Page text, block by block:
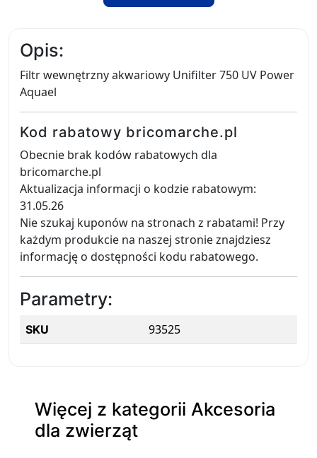
Opis:
Filtr wewnętrzny akwariowy Unifilter 750 UV Power
Aquael
Kod rabatowy bricomarche.pl
Obecnie brak kodów rabatowych dla
bricomarche.pl
Aktualizacja informacji o kodzie rabatowym:
31.05.26
Nie szukaj kuponów na stronach z rabatami! Przy
każdym produkcie na naszej stronie znajdziesz
informację o dostępności kodu rabatowego.
Parametry:
SKU 93525
Więcej z kategorii Akcesoria
dla zwierząt